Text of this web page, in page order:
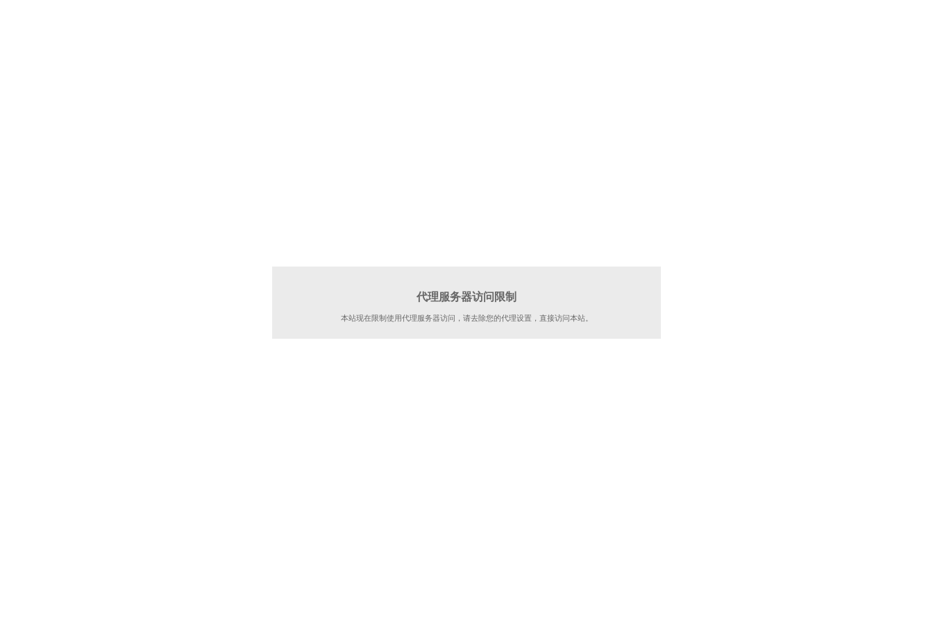
代理服务器访问限制
本站现在限制使用代理服务器访问，请去除您的代理设置，直接访问本站。